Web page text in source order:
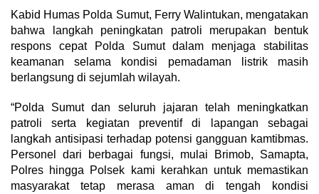
Kabid Humas Polda Sumut, Ferry Walintukan, mengatakan
bahwa langkah peningkatan patroli merupakan bentuk
respons cepat Polda Sumut dalam menjaga stabilitas
keamanan selama kondisi pemadaman listrik masih
berlangsung di sejumlah wilayah.
“Polda Sumut dan seluruh jajaran telah meningkatkan
patroli serta kegiatan preventif di lapangan sebagai
langkah antisipasi terhadap potensi gangguan kamtibmas.
Personel dari berbagai fungsi, mulai Brimob, Samapta,
Polres hingga Polsek kami kerahkan untuk memastikan
masyarakat tetap merasa aman di tengah kondisi